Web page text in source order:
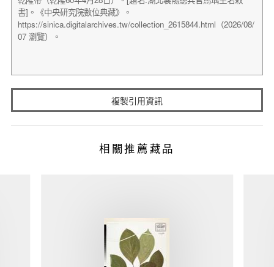
複製引用資訊
相關推薦藏品